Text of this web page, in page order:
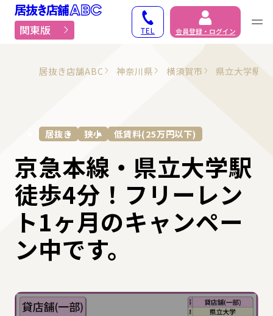
居抜き物件・貸店舗で
関東版 TEL 会員登録・ログイン
居抜き店舗ABC 神奈川県 横須賀市 県立大学駅
居抜き 狭小 低賃料(25万円以下)
京急本線・県立大学駅
徒歩4分！フリーレン
ト1ヶ月のキャンペー
ン中です。